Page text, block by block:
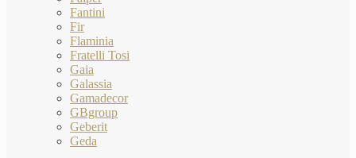
Fantini
Fir
Flaminia
Fratelli Tosi
Gaia
Galassia
Gamadecor
GBgroup
Geberit
Geda